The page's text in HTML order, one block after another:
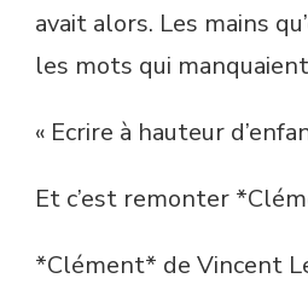
avait alors. Les mains
les mots qui
« Ecrire à hauteur
Et c’est remonter
*Clément* de Vincent